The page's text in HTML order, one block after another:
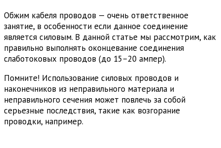
Обжим кабеля проводов — очень ответственное
занятие, в особенности если данное соединение
является силовым. В данной статье мы рассмотрим, как
правильно выполнять оконцевание соединения
слаботоковых проводов (до 15–20 ампер).
Помните! Использование силовых проводов и
наконечников из неправильного материала и
неправильного сечения может повлечь за собой
серьезные последствия, такие как возгорание
проводки, например.